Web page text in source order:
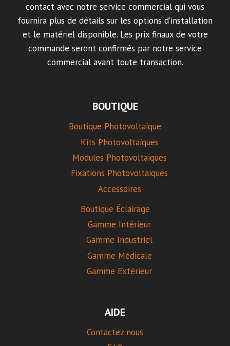
contact avec notre service commercial qui vous
fournira plus de détails sur les options d’installation
et le matériel disponible. Les prix finaux de votre
commande seront confirmés par notre service
commercial avant toute transaction.
BOUTIQUE
Boutique Photovoltaïque
Kits Photovoltaïques
Modules Photovoltaïques
Fixations Photovoltaïques
Accessoires
Boutique Éclairage
Gamme Intérieur
Gamme Industriel
Gamme Médicale
Gamme Extérieur
AIDE
Contactez nous